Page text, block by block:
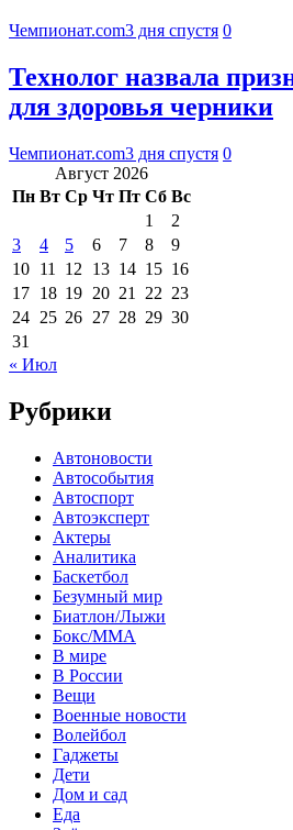
Чемпионат.com3 дня спустя 0
Технолог назвала
для здоровья черники
Чемпионат.com3 дня спустя 0
Август 2026
Пн Вт Ср Чт Пт Сб Вс
1
2
3
4 5 6 7 8
9
10 11 12 13 14 15 16
17 18 19 20 21 22 23
24 25 26 27 28 29 30
31
« Июл
Рубрики
Автоновости
Автособытия
Автоспорт
Автоэксперт
Актеры
Аналитика
Баскетбол
Безумный мир
Биатлон/Лыжи
Бокс/MMA
В мире
В России
Вещи
Военные новости
Волейбол
Гаджеты
Дети
Дом и сад
Еда